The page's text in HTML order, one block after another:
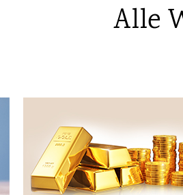
Alle